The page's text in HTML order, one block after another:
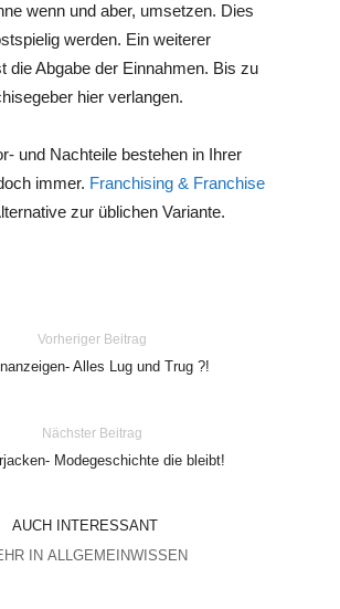
wenn und aber, umsetzen. Dies
werden. Ein weiterer
die Abgabe der Einnahmen. Bis zu
hier verlangen.
und Nachteile bestehen in Ihrer
immer. Franchising & Franchise
zur üblichen Variante.
Vorheriger Beitrag
Alles Lug und Trug ?!
Nächster Beitrag
Modegeschichte die bleibt!
AUCH INTERESSANT
IN ALLGEMEINWISSEN